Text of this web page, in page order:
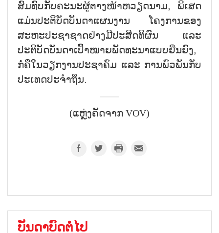
ສົມທົບກັບຄະນະຜູ້ຕາງໜ້າຫວຽດນາມ, ພິເສດ
ແມ່ນປະຕິບັດບັນດາແຜນງານ ໂຄງການຂອງ
ສະຫະປະຊາຊາດຢ່າງມີປະສິດທິຜົນ ແລະ
ປະຕິບັດບັນດາເປົ້າໝາຍພັດທະນາແບບຍືນຍົງ,
ກໍ່ຄືໃນວຽກງານປະຊາຄົມ ແລະ ການພົວພັນກັບ
ປະເທດປະຈຳຖິ່ນ.
(ແຫຼ່ງຄັດຈາກ VOV)
ບັນດາບົດຕໍ່ໄປ